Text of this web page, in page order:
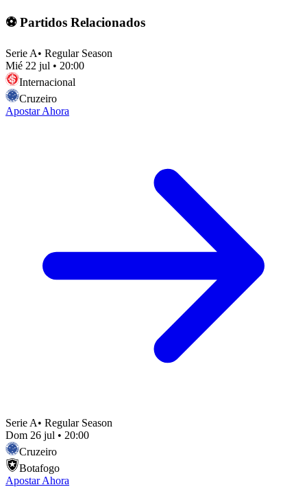
⚽ Partidos Relacionados
Serie A• Regular Season
Mié 22 jul • 20:00
Internacional
Cruzeiro
Apostar Ahora
Serie A• Regular Season
Dom 26 jul • 20:00
Cruzeiro
Botafogo
Apostar Ahora